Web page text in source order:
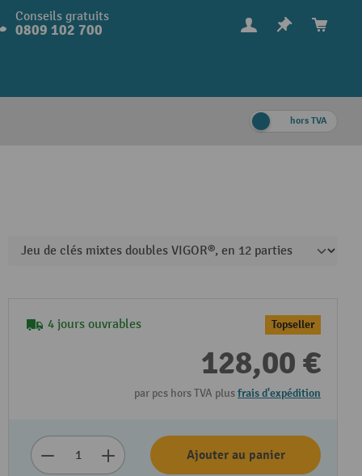
Conseils gratuits
0809 102 700
hors TVA
4 jours ouvrables Topseller
128,00 €
par pcs hors TVA plusfrais d'expédition
Ajouter au panier